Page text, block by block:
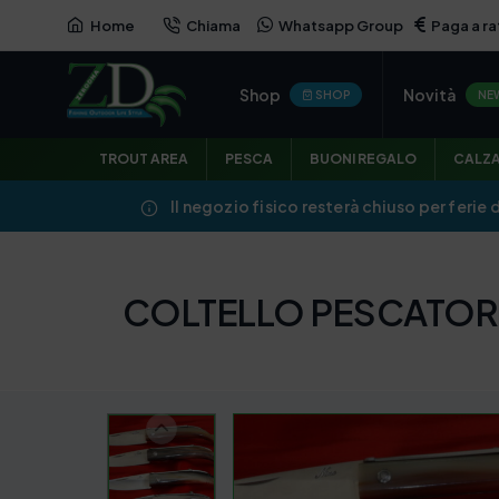
Home Chiama Whatsapp Group Paga a
Shop SHOP Novità
TROUT AREA PESCA BUONI REGALO
Il negozio fisico resterà chiuso per ferie
COLTELLO